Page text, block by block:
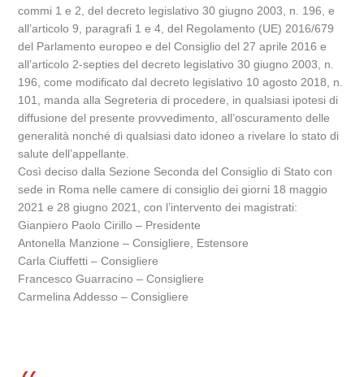
commi 1 e 2, del decreto legislativo 30 giugno 2003, n. 196, e
all’articolo 9, paragrafi 1 e 4, del Regolamento (UE) 2016/679
del Parlamento europeo e del Consiglio del 27 aprile 2016 e
all’articolo 2-septies del decreto legislativo 30 giugno 2003, n.
196, come modificato dal decreto legislativo 10 agosto 2018, n.
101, manda alla Segreteria di procedere, in qualsiasi ipotesi di
diffusione del presente provvedimento, all’oscuramento delle
generalità nonché di qualsiasi dato idoneo a rivelare lo stato di
salute dell’appellante.
Così deciso dalla Sezione Seconda del Consiglio di Stato con
sede in Roma nelle camere di consiglio dei giorni 18 maggio
2021 e 28 giugno 2021, con l’intervento dei magistrati:
Gianpiero Paolo Cirillo – Presidente
Antonella Manzione – Consigliere, Estensore
Carla Ciuffetti – Consigliere
Francesco Guarracino – Consigliere
Carmelina Addesso – Consigliere